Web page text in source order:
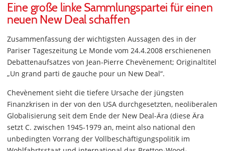
Eine große linke Sammlungspartei für einen
neuen New Deal schaffen
Zusammenfassung der wichtigsten Aussagen des in der
Pariser Tageszeitung Le Monde vom 24.4.2008 erschienenen
Debattenaufsatzes von Jean-Pierre Chevènement; Originaltitel
„Un grand parti de gauche pour un New Deal“.
Chevènement sieht die tiefere Ursache der jüngsten
Finanzkrisen in der von den USA durchgesetzten, neoliberalen
Globalisierung seit dem Ende der New Deal-Ära (diese Ära
setzt C. zwischen 1945-1979 an, meint also national den
unbedingten Vorrang der Vollbeschäftigungspolitik im